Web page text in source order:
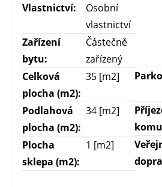
Vlastnictví:
Osobní
vlastnictví
Zařízení
bytu:
Částečně
zařízený
Celková
plocha (m2):
35 [m2]
Podlahová
plocha (m2):
34 [m2]
Plocha
sklepa (m2):
1 [m2]